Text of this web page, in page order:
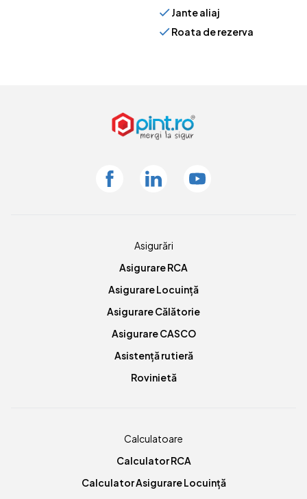
Jante aliaj
Roata de rezerva
FacebookLinkedin Youtube
Asigurări
Asigurare RCA
Asigurare Locuință
Asigurare Călătorie
Asigurare CASCO
Asistență rutieră
Rovinietă
Calculatoare
Calculator RCA
Calculator Asigurare Locuință